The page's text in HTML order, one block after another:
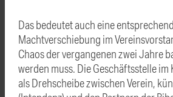
Das bedeutet auch eine
Machtverschiebung im
Chaos der vergangenen zwei Jahre
werden muss. Die Geschäftsstelle
als Drehscheibe zwischen Verein,